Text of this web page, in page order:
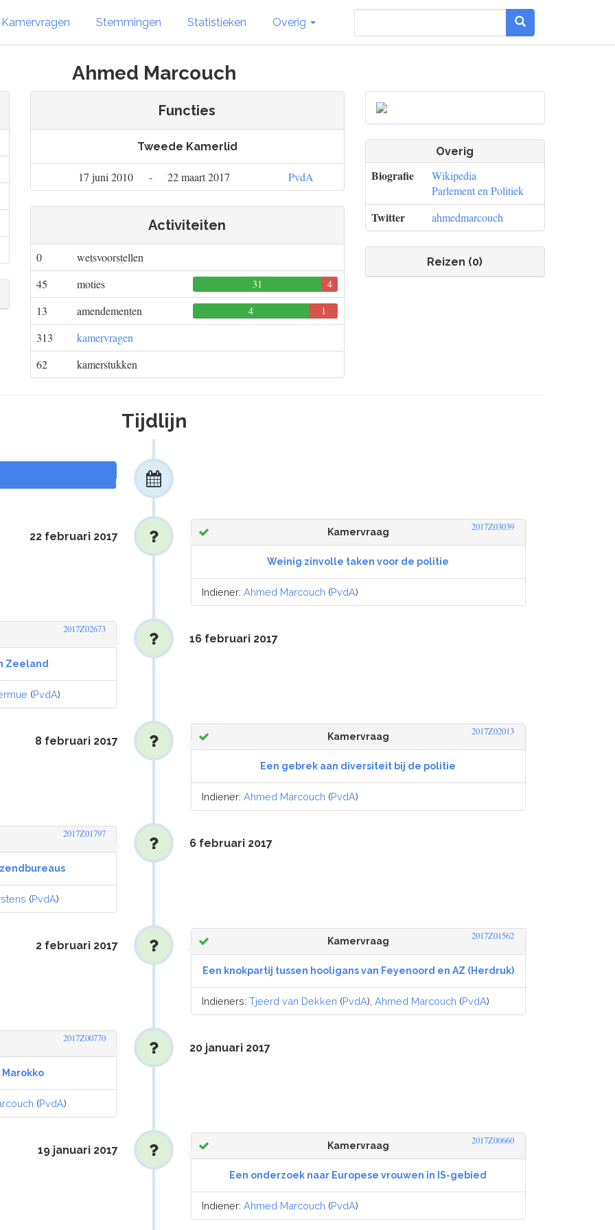
Kamervragen Stemmingen Statistieken Overig
Ahmed Marcouch
Functies
Tweede Kamerlid
17 juni 2010 - 22 maart 2017 PvdA
Activiteiten
0
wetsvoorstellen
45
moties 31 4
13 amendementen 4 1
313
kamervragen
62
kamerstukken
Overig
Biografie
Wikipedia
Parlement en Politiek
Twitter ahmedmarcouch
Reizen (0)
Tijdlijn
Kamervraag 2017Z03039
Weinig zinvolle taken voor de politie
Indiener:Ahmed Marcouch (PvdA)
22 februari 2017
2017Z02673
Zeeland
(PvdA)
16 februari 2017
Kamervraag 2017Z02013
Een gebrek aan diversiteit bij de politie
Indiener:Ahmed Marcouch (PvdA)
8 februari 2017
2017Z01797
(PvdA)
6 februari 2017
Kamervraag 2017Z01562
Een knokpartij tussen hooligans van Feyenoord en AZ (Herdruk)
Indieners:Tjeerd van Dekken (PvdA),Ahmed Marcouch (PvdA)
2 februari 2017
2017Z00770
(PvdA)
20 januari 2017
Kamervraag 2017Z00660
Een onderzoek naar Europese vrouwen in IS-gebied
Indiener:Ahmed Marcouch (PvdA)
19 januari 2017